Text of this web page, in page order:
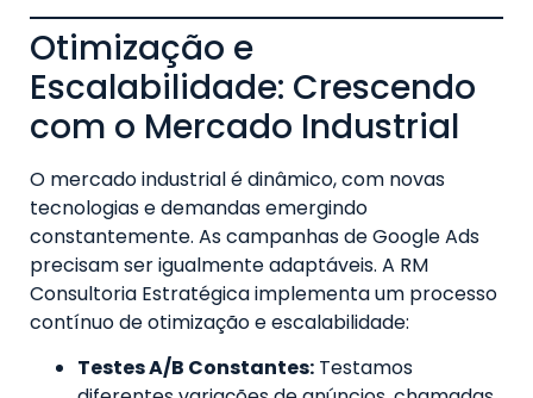
Otimização e
Escalabilidade: Crescendo
com o Mercado Industrial
O mercado industrial é dinâmico, com novas
tecnologias e demandas emergindo
constantemente. As campanhas de Google Ads
precisam ser igualmente adaptáveis. A RM
Consultoria Estratégica implementa um processo
contínuo de otimização e escalabilidade:
Testes A/B Constantes: Testamos